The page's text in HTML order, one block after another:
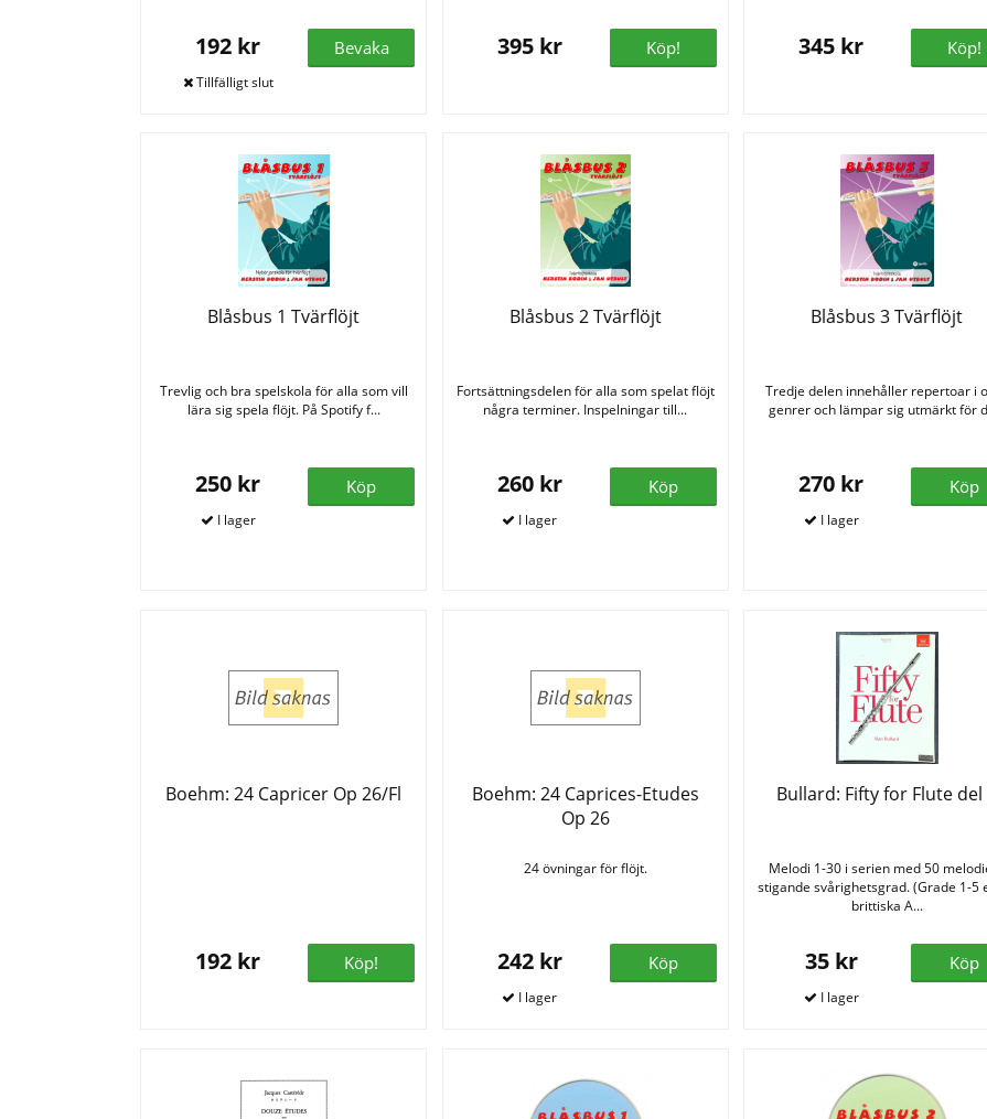
192 kr Bevaka 395 kr Köp! 345 kr Köp!
Blåsbus 1 Tvärflöjt
Trevlig och bra spelskola för alla som vill
lära sig spela flöjt. På Spotify f...
250 kr Köp
Blåsbus 2 Tvärflöjt
Fortsättningsdelen för alla som spelat flöjt
några terminer. Inspelningar till...
260 kr Köp
Blåsbus 3 Tvärflöjt
Tredje delen innehåller repertoar i
genrer och lämpar sig utmärkt för
270 kr Köp
Boehm: 24 Capricer Op 26/Fl
192 kr Köp!
Boehm: 24 Caprices-Etudes
Op 26
24 övningar för flöjt.
242 kr Köp
Bullard: Fifty for Flute del
Melodi 1-30 i serien med 50
stigande svårighetsgrad. (Grade 1-5
brittiska A...
35 kr Köp